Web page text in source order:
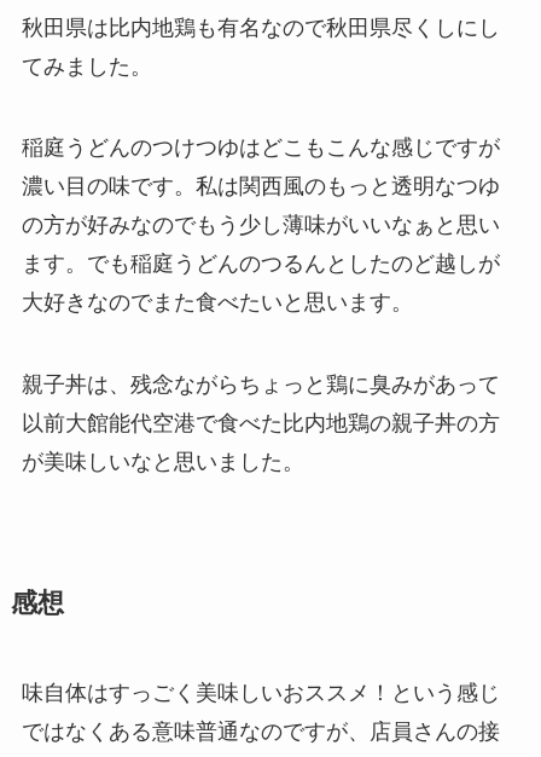
秋田県は比内地鶏も有名なので秋田県尽くしにし
てみました。
稲庭うどんのつけつゆはどこもこんな感じですが
濃い目の味です。私は関西風のもっと透明なつゆ
の方が好みなのでもう少し薄味がいいなぁと思い
ます。でも稲庭うどんのつるんとしたのど越しが
大好きなのでまた食べたいと思います。
親子丼は、残念ながらちょっと鶏に臭みがあって
以前大館能代空港で食べた比内地鶏の親子丼の方
が美味しいなと思いました。
感想
味自体はすっごく美味しいおススメ！という感じ
ではなくある意味普通なのですが、店員さんの接